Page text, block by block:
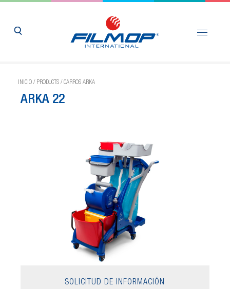
INICIO / PRODUCTS / CARROS ARKA
ARKA 22
SOLICITUD DE INFORMACIÓN